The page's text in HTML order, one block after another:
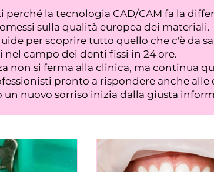
perché la tecnologia CAD/CAM fa la
sulla qualità europea dei materiali.
per scoprire tutto quello che c'è da
campo dei denti fissi in 24 ore.
non si ferma alla clinica, ma continua
pronto a rispondere anche alle
un nuovo sorriso inizia dalla giusta